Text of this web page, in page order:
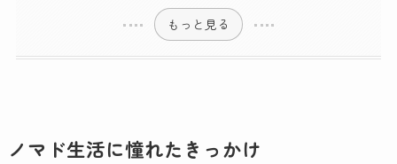
もっと見る
ノマド生活に憧れたきっかけ